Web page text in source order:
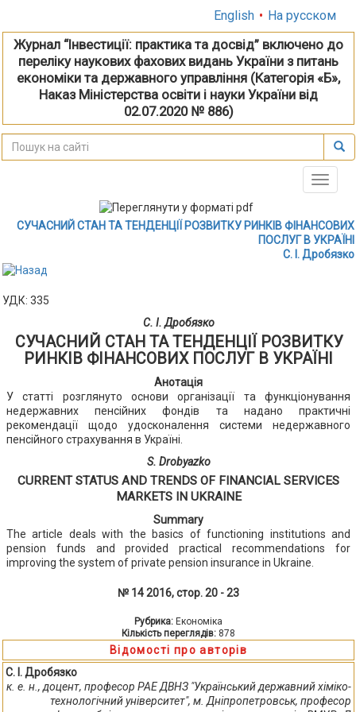
English • На русском
Журнал “Інвестиції: практика та досвід” включено до
переліку наукових фахових видань України з питань
економіки та державного управління (Категорія «Б»,
Наказ Міністерства освіти і науки України від
02.07.2020 № 886)
Toggle
СУЧАСНИЙ СТАН ТА ТЕНДЕНЦІЇ РОЗВИТКУ РИНКІВ ФІНАНСОВИХ
ПОСЛУГ В УКРАЇНІ
С. І. Дробязко
УДК: 335
С. І. Дробязко
СУЧАСНИЙ СТАН ТА ТЕНДЕНЦІЇ РОЗВИТКУ
РИНКІВ ФІНАНСОВИХ ПОСЛУГ В УКРАЇНІ
Анотація
У статті розглянуто основи організації та функціонування
недержавних пенсійних фондів та надано практичні
рекомендації щодо удосконалення системи недержавного
пенсійного страхування в Україні.
S. Drobyazko
CURRENT STATUS AND TRENDS OF FINANCIAL SERVICES
MARKETS IN UKRAINE
Summary
The article deals with the basics of functioning institutions and
pension funds and provided practical recommendations for
improving the system of private pension insurance in Ukraine.
№ 14 2016, стор. 20 - 23
Рубрика: Економіка
Кількість переглядів: 878
Відомості про авторів
С. І. Дробязко
к. е. н., доцент, професор РАЕ ДВНЗ "Український державний хіміко-
технологічний університет", м. Дніпропетровськ, професор